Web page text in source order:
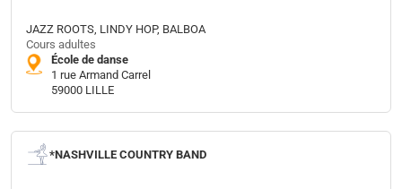
JAZZ ROOTS, LINDY HOP, BALBOA
Cours adultes
École de danse
1 rue Armand Carrel
59000 LILLE
*NASHVILLE COUNTRY BAND